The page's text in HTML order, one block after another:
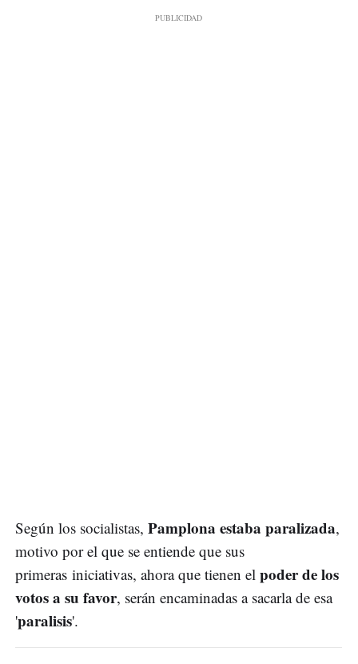
Según los socialistas, Pamplona estaba paralizada,
motivo por el que se entiende que sus
primeras iniciativas, ahora que tienen el poder de los
votos a su favor, serán encaminadas a sacarla de esa
'paralisis'.